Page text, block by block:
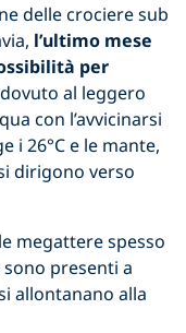
delle crociere sub
l’ultimo mese
per
dovuto al leggero
con l’avvicinarsi
i 26°C e le mante,
dirigono verso
megattere spesso
presenti a
allontanano alla